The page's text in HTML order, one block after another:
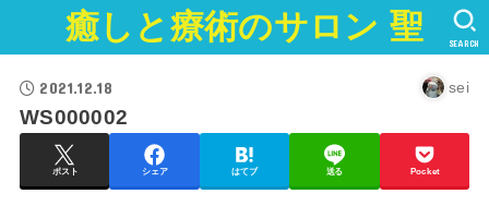
癒しと療術のサロン 聖 SEARCH
2021.12.18 sei
WS000002
ポスト シェア はてブ 送る Pocket